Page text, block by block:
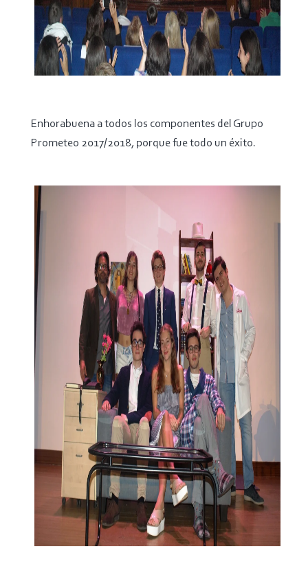
Enhorabuena a todos los componentes del Grupo
Prometeo 2017/2018, porque fue todo un éxito.